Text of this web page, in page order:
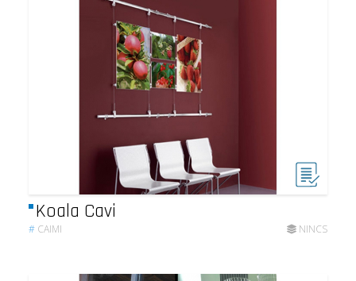
Koala Cavi
# CAIMI NINCS